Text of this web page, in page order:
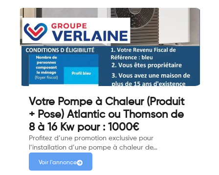
Votre Pompe à Chaleur (Produit
+ Pose) Atlantic ou Thomson de
8 à 16 Kw pour : 1000€
Profitez d’une promotion exclusive pour
l’installation d’une pompe à chaleur de…
Voir l'annonce